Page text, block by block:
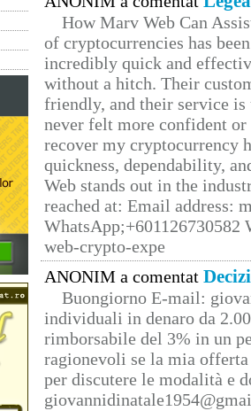
How Marv Web Can
of cryptocurrencies has
incredibly quick and
without a hitch. Their
friendly, and their service
never felt more confident
recover my cryptocurrency
quickness, dependability,
Web stands out in the
reached at: Email address:
web-crypto-expe
ANONIM a comentat
Buongiorno E-mail:
individuali in denaro da
rimborsabile del 3% in un
ragionevoli se la mia
per discutere le modalità e